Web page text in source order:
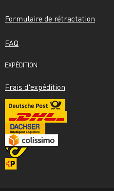
Formulaire de rétractation
FAQ
EXPÉDITION
Frais d'expédition